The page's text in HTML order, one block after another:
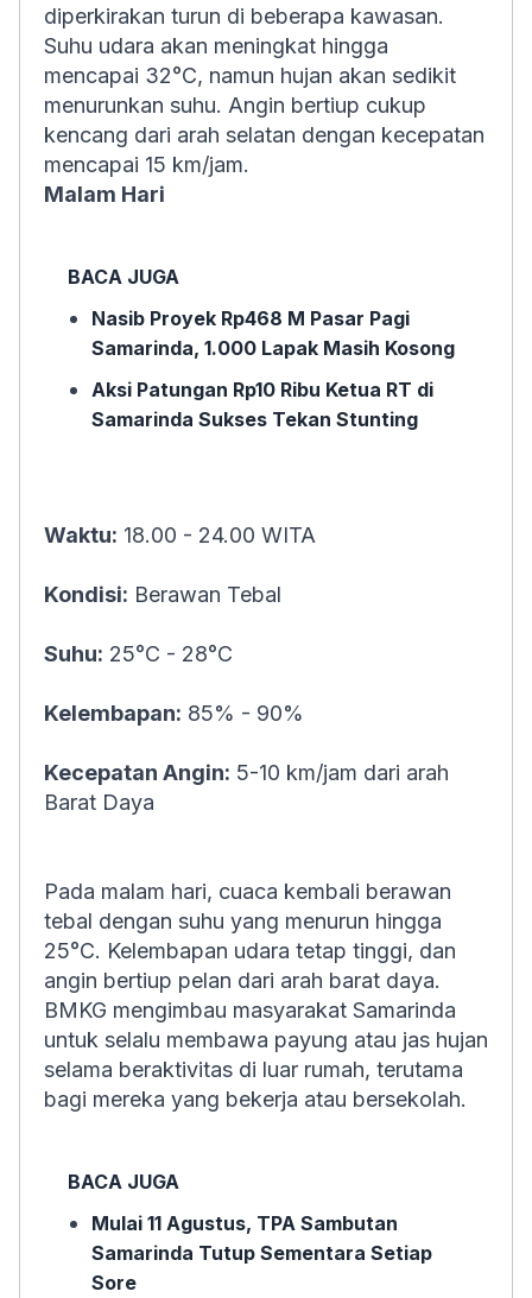
diperkirakan turun di beberapa kawasan.
Suhu udara akan meningkat hingga
mencapai 32°C, namun hujan akan sedikit
menurunkan suhu. Angin bertiup cukup
kencang dari arah selatan dengan kecepatan
mencapai 15 km/jam.
Malam Hari
BACA JUGA
Nasib Proyek Rp468 M Pasar Pagi
Samarinda, 1.000 Lapak Masih Kosong
Aksi Patungan Rp10 Ribu Ketua RT di
Samarinda Sukses Tekan Stunting
Waktu: 18.00 - 24.00 WITA
Kondisi: Berawan Tebal
Suhu: 25°C - 28°C
Kelembapan: 85% - 90%
Kecepatan Angin: 5-10 km/jam dari arah
Barat Daya
Pada malam hari, cuaca kembali berawan
tebal dengan suhu yang menurun hingga
25°C. Kelembapan udara tetap tinggi, dan
angin bertiup pelan dari arah barat daya.
BMKG mengimbau masyarakat Samarinda
untuk selalu membawa payung atau jas hujan
selama beraktivitas di luar rumah, terutama
bagi mereka yang bekerja atau bersekolah.
BACA JUGA
Mulai 11 Agustus, TPA Sambutan
Samarinda Tutup Sementara Setiap
Sore